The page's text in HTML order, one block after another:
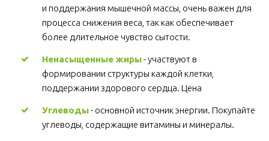
и поддержания мышечной массы, очень важен для
процесса снижения веса, так как обеспечивает
более длительное чувство сытости.
Ненасыщенные жиры - участвуют в
формировании структуры каждой клетки,
поддержании здорового сердца. Цена
Углеводы - основной источник энергии. Покупайте
углеводы, содержащие витамины и минералы.